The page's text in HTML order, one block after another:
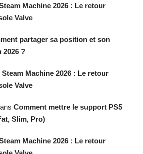
Machine 2026 : Le retour
Valve
partager sa position et son
2026 ?
Steam Machine 2026 : Le retour
Valve
Comment mettre le support PS5
Slim, Pro)
Machine 2026 : Le retour